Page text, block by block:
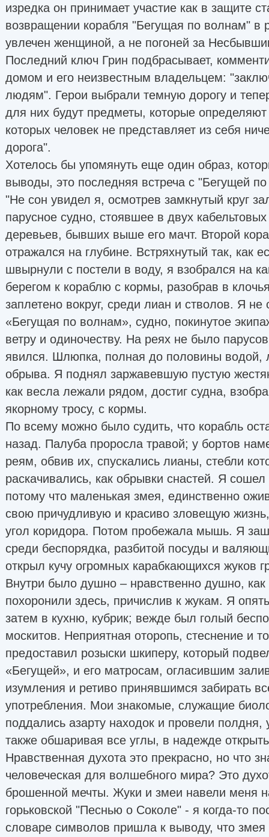
изредка он принимает участие как в защите
возвращении корабля "Бегущая по волнам" в
увлечен женщиной, а не погоней за
Последний ключ Грин подбрасывает,
домом и его неизвестным владельцем:
людям". Герои выбрали темную дорогу и
для них будут предметы, которые определяют
которых человек не представляет из себя
дорога".
Хотелось бы упомянуть еще один образ,
выводы, это последняя встреча с "Бегущей
"Не сон увидел я, осмотрев замкнутый круг
парусное судно, стоявшее в двух
деревьев, бывших выше его мачт. Второй
отражался на глубине. Встряхнутый так, как
швырнули с постели в воду, я взобрался на
берегом к кораблю с кормы, разобрав в
заплетено вокруг, среди лиан и стволов. Я
«Бегущая по волнам», судно, покинутое
ветру и одиночеству. На реях не было
явился. Шлюпка, полная до половины водой,
обрыва. Я поднял заржавевшую пустую
как весла лежали рядом, достиг судна,
якорному тросу, с кормы.
По всему можно было судить, что корабль
назад. Палуба проросла травой; у бортов
реям, обвив их, спускались лианы, стебли
раскачивались, как обрывки снастей. Я сошел
потому что маленькая змея, единственно
свою причудливую и красиво зловещую
угол коридора. Потом пробежала мышь. Я
среди беспорядка, разбитой посуды и
открыл кучу огромных карабкающихся жуков
Внутри было душно – нравственно душно,
похоронили здесь, причислив к жукам. Я
затем в кухню, кубрик; вежде был голый
москитов. Неприятная оторопь, стеснение и
предоставил розыски шкиперу, который
«Бегущей», и его матросам, огласившим
изумления и ретиво принявшимся забирать
употребления. Мои знакомые, служащие
поддались азарту находок и провели
также обшаривая все углы, в надежде
Нравственная духота это прекрасно, но что
человеческая для волшебного мира? Это
брошенной мечты. Жуки и змеи навели меня
горьковской "Песнью о Соколе" - я когда-то
словаре символов пришла к выводу, что змея